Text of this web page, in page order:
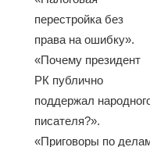
перестройка без
права на ошибку».
«Почему президент
РК публично
поддержал
писателя?».
«Приговоры по